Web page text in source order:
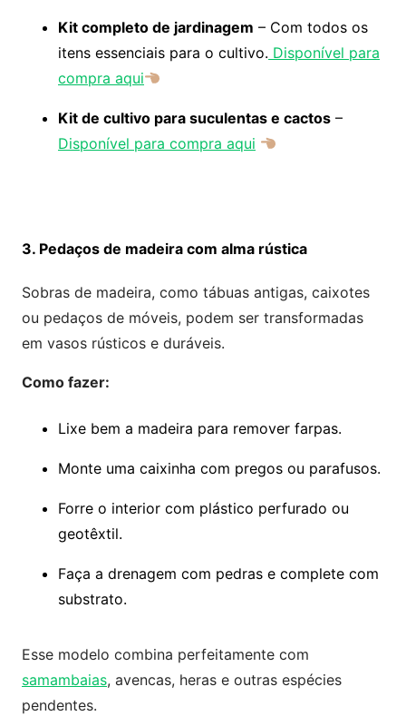
Kit completo de jardinagem – Com todos os
itens essenciais para o cultivo. Disponível para
compra aqui
Kit de cultivo para suculentas e cactos –
Disponível para compra aqui
3. Pedaços de madeira com alma rústica
Sobras de madeira, como tábuas antigas, caixotes
ou pedaços de móveis, podem ser transformadas
em vasos rústicos e duráveis.
Como fazer:
Lixe bem a madeira para remover farpas.
Monte uma caixinha com pregos ou parafusos.
Forre o interior com plástico perfurado ou
geotêxtil.
Faça a drenagem com pedras e complete com
substrato.
Esse modelo combina perfeitamente com
samambaias, avencas, heras e outras espécies
pendentes.